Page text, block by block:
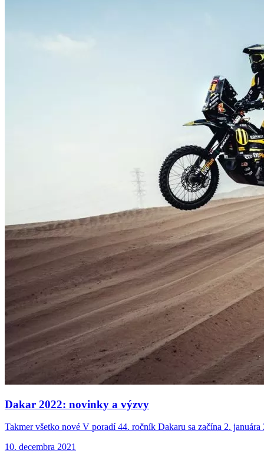
Dakar 2022: novinky a výzvy
Takmer všetko nové V poradí 44. ročník Dakaru sa začína 2.
10. decembra 2021